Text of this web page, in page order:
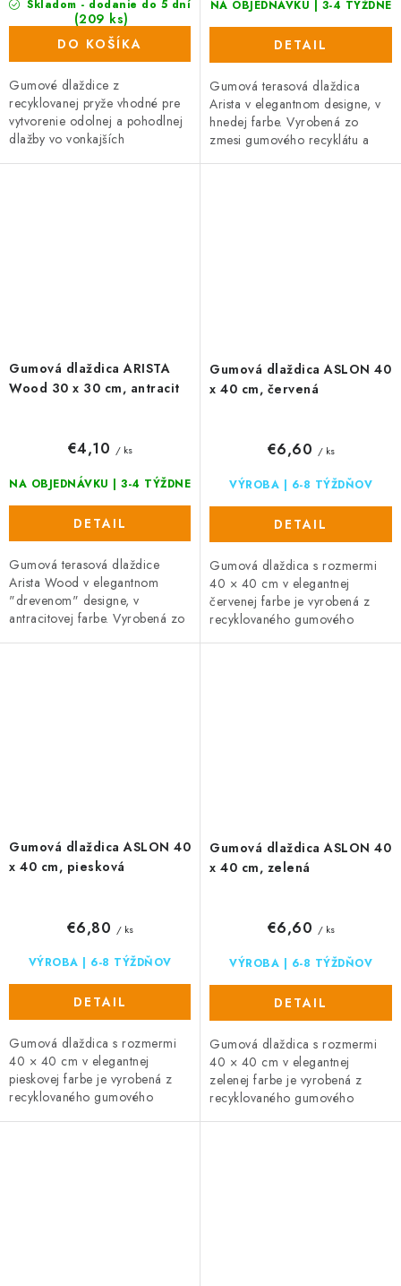
Skladom - dodanie do 5 dní
(209 ks)
DO KOŠÍKA
Gumové dlaždice z
recyklovanej pryže vhodné pre
vytvorenie odolnej a pohodlnej
dlažby vo vonkajších
NA OBJEDNÁVKU | 3-4 TÝŽDNE
DETAIL
Gumová terasová dlaždica
Arista v elegantnom designe, v
hnedej farbe. Vyrobená zo
zmesi gumového recyklátu a
Gumová dlaždica ARISTA
Wood 30 x 30 cm, antracit
NA OBJEDNÁVKU | 3-4 TÝŽDNE
€4,10 / ks
DETAIL
Gumová terasová dlaždice
Arista Wood v elegantnom
"drevenom" designe, v
antracitovej farbe. Vyrobená zo
Gumová dlaždica ASLON 40
x 40 cm, červená
VÝROBA | 6-8 TÝŽDŇOV
€6,60 / ks
DETAIL
Gumová dlaždica s rozmermi
40 × 40 cm v elegantnej
červenej farbe je vyrobená z
recyklovaného gumového
Gumová dlaždica ASLON 40
x 40 cm, piesková
VÝROBA | 6-8 TÝŽDŇOV
€6,80 / ks
DETAIL
Gumová dlaždica s rozmermi
40 × 40 cm v elegantnej
pieskovej farbe je vyrobená z
recyklovaného gumového
Gumová dlaždica ASLON 40
x 40 cm, zelená
VÝROBA | 6-8 TÝŽDŇOV
€6,60 / ks
DETAIL
Gumová dlaždica s rozmermi
40 × 40 cm v elegantnej
zelenej farbe je vyrobená z
recyklovaného gumového